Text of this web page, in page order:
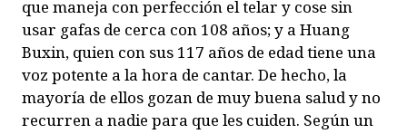
que maneja con perfección el telar y cose sin
usar gafas de cerca con 108 años; y a Huang
Buxin, quien con sus 117 años de edad tiene una
voz potente a la hora de cantar. De hecho, la
mayoría de ellos gozan de muy buena salud y no
recurren a nadie para que les cuiden. Según un